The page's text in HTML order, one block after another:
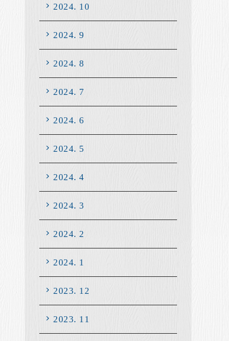
2024. 10
2024. 9
2024. 8
2024. 7
2024. 6
2024. 5
2024. 4
2024. 3
2024. 2
2024. 1
2023. 12
2023. 11